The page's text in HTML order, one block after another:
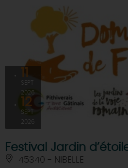
SEPT
2026
12
SEPT
2026
Festival Jardin
45340 - NIBELLE